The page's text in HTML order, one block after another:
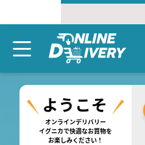
オンラインデリバリー
イグニカで快適なお買物を
お楽しみください！